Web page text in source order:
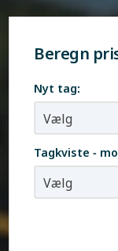
Beregn
Nyt tag:
Tagkviste -